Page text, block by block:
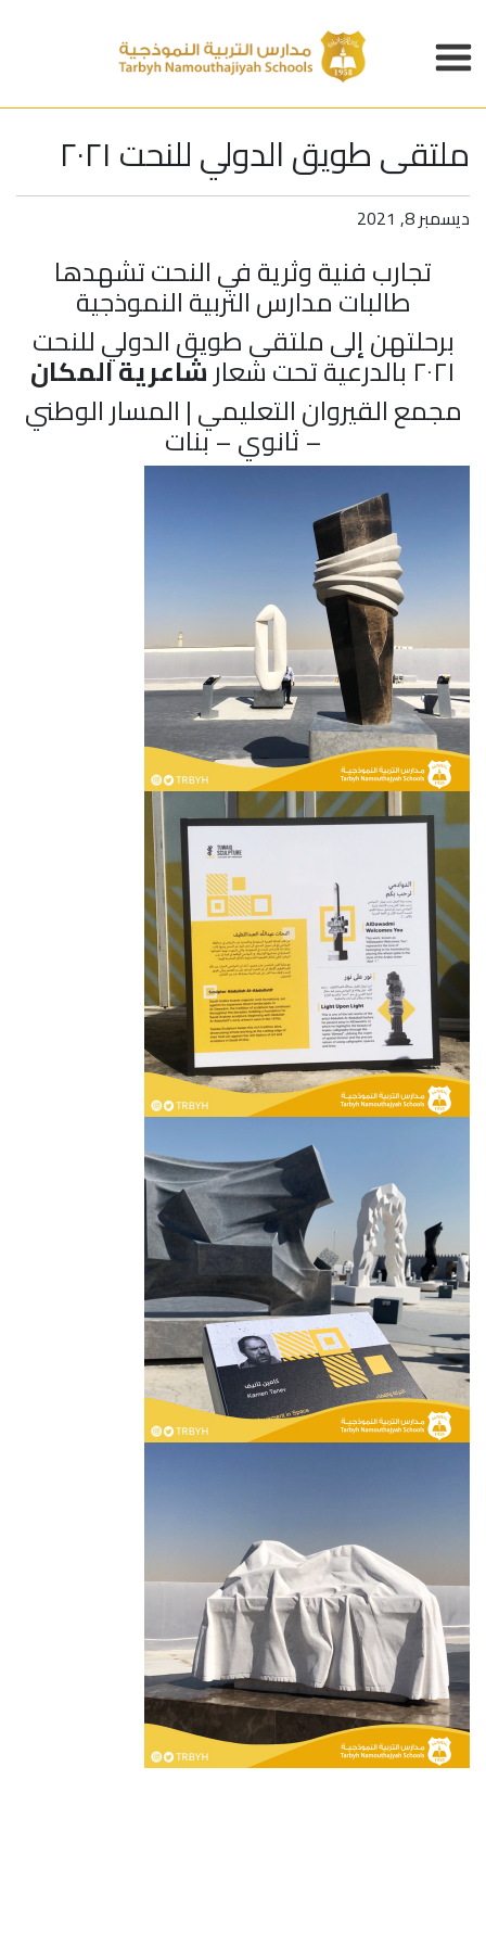
ملتقى طويق الدولي للنحت ٢٠٢١
ديسمبر 8, 2021
تجارب فنية وثرية في النحت تشهدها
طالباتمدارس التربية النموذجية
برحلتهن إلى ملتقى طويق الدولي للنحت
٢٠٢١ بالدرعية تحت شعار
شاعرية المكان
مجمع القيروان التعليمي | المسار الوطني
– ثانوي – بنات